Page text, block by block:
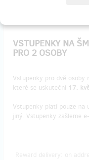
VSTUPENKY NA
PRO 2 OSOBY
Vstupenky pro dvě osoby
které se uskuteční 17.
Vstupenky platí pouze na
jiný. Vstupenky zašleme